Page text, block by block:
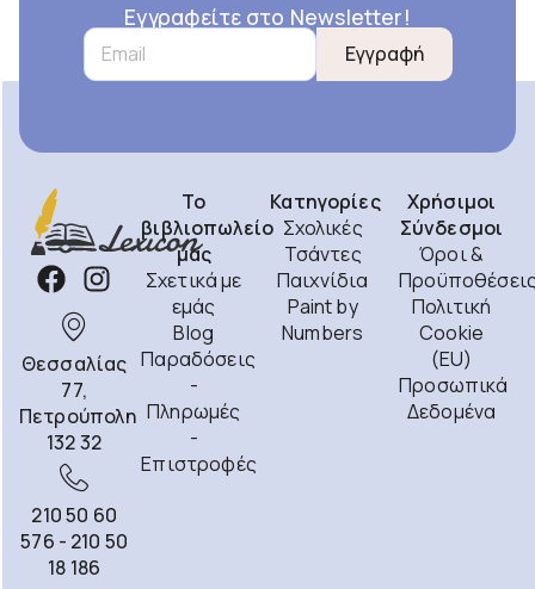
Εγγραφείτε στο Newsletter!
Εγγραφή
Θεσσαλίας
77,
Πετρούπολη
132 32
210 50 60
576 - 210 50
18 186
Το
βιβλιοπωλείο
μας
Σχετικά με
εμάς
Blog
Παραδόσεις
-
Πληρωμές
-
Επιστροφές
Κατηγορίες
Σχολικές
Τσάντες
Παιχνίδια
Paint by
Numbers
Χρήσιμοι
Σύνδεσμοι
Όροι &
Πολιτική
Cookie
(EU)
Προσωπικά
Δεδομένα